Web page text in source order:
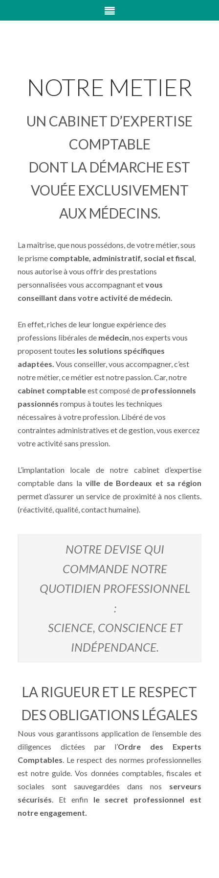
NOTRE METIER
UN CABINET D’EXPERTISE
COMPTABLE
DONT LA DÉMARCHE EST
VOUÉE EXCLUSIVEMENT
AUX MÉDECINS.
La maîtrise, que nous possédons, de votre métier, sous
le prisme comptable, administratif, social et fiscal
nous autorise à vous offrir des prestations
personnalisées vous accompagnant etvous
conseillant dans votre activité de médecin.
En effet, riches de leur longue expérience des
professions libérales demédecin , nos experts vous
proposent toutes les solutions spécifiques
adaptées. Vous conseiller, vous accompagner, c’est
notre métier, ce métier est notre passion. Car, notre
cabinet comptableest composé de professionnels
passionnés rompus à toutes les techniques
nécessaires à votre profession. Libéré de vos
contraintes administratives et de gestion, vous exercez
votre activité sans pression.
L’implantation locale de notre cabinet d’expertise
comptable dans la ville de Bordeaux et sa région
permet d’assurer un service de proximité à nos clients.
(réactivité, qualité, contact humaine).
NOTRE DEVISE QUI
COMMANDE NOTRE
QUOTIDIEN PROFESSIONNEL
:
SCIENCE, CONSCIENCE ET
INDÉPENDANCE.
LA RIGUEUR ET LE RESPECT
DES OBLIGATIONS LÉGALES
Nous vous garantissons application de l’ensemble des
diligences dictées par l’Ordre des Experts
Comptables . Le respect des normes professionnelles
est notre guide. Vos données comptables, fiscales et
sociales sont sauvegardées dans nos serveurs
sécurisés . Et enfin le secret professionnel est
notre engagement.